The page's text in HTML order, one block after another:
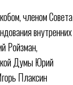
членом Совета
внутренних
Ройзман,
Думы Юрий
Плаксин